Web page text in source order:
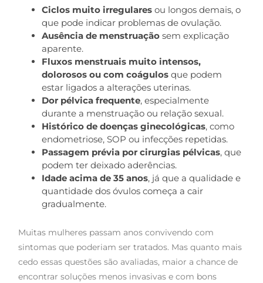
Ciclos muito irregulares ou longos demais, o
que pode indicar problemas de ovulação.
Ausência de menstruação sem explicação
aparente.
Fluxos menstruais muito intensos,
dolorosos ou com coágulos que podem
estar ligados a alterações uterinas.
Dor pélvica frequente, especialmente
durante a menstruação ou relação sexual.
Histórico de doenças ginecológicas, como
endometriose, SOP ou infecções repetidas.
Passagem prévia por cirurgias pélvicas, que
podem ter deixado aderências.
Idade acima de 35 anos, já que a qualidade e
quantidade dos óvulos começa a cair
gradualmente.
Muitas mulheres passam anos convivendo com
sintomas que poderiam ser tratados. Mas quanto mais
cedo essas questões são avaliadas, maior a chance de
encontrar soluções menos invasivas e com bons